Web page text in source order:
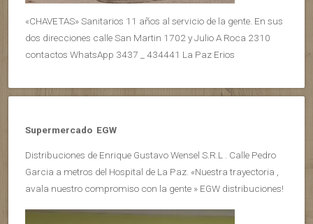
«CHAVETAS» Sanitarios 11 años al servicio de la gente. En sus
dos direcciones calle San Martin 1702 y Julio A Roca 2310
contactos WhatsApp 3437 _ 434441 La Paz Erios
Supermercado EGW
Distribuciones de Enrique Gustavo Wensel S.R.L . Calle Pedro
Garcia a metros del Hospital de La Paz. «Nuestra trayectoria ,
avala nuestro compromiso con la gente » EGW distribuciones!